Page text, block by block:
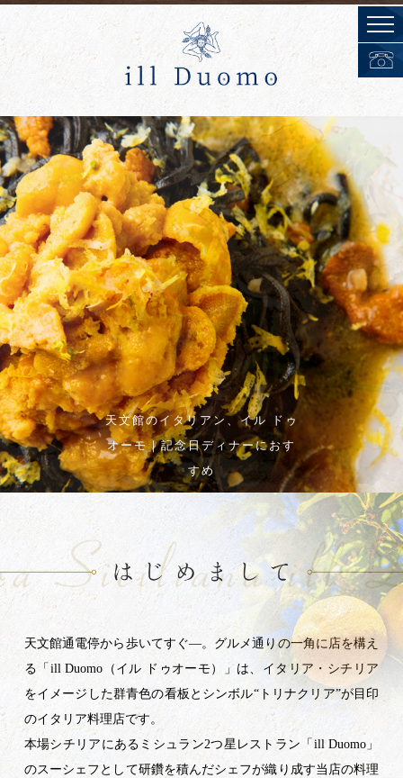
天文館のイタリアン、イル ドゥ
オーモ｜記念日ディナーにおす
すめ
天文館通電停から歩いてすぐ―。グルメ通りの一角に店を構え
る「ill Duomo（イル ドゥオーモ）」は、イタリア・シチリア
をイメージした群青色の看板とシンボル“トリナクリア”が目印
のイタリア料理店です。
本場シチリアにあるミシュラン2つ星レストラン「ill Duomo」
のスーシェフとして研鑽を積んだシェフが織り成す当店の料理